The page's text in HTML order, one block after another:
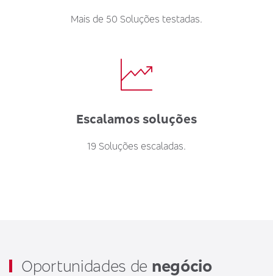
Mais de 50 Soluções testadas.
Escalamos soluções
19 Soluções escaladas.
Oportunidades de negócio